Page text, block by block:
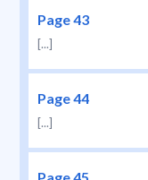
Page 43
[...]
Page 44
[...]